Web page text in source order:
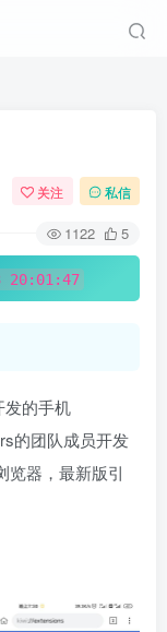
关注 私信
1122 5
20:01:47
发的手机
的团队成员开发
览器，最新版引